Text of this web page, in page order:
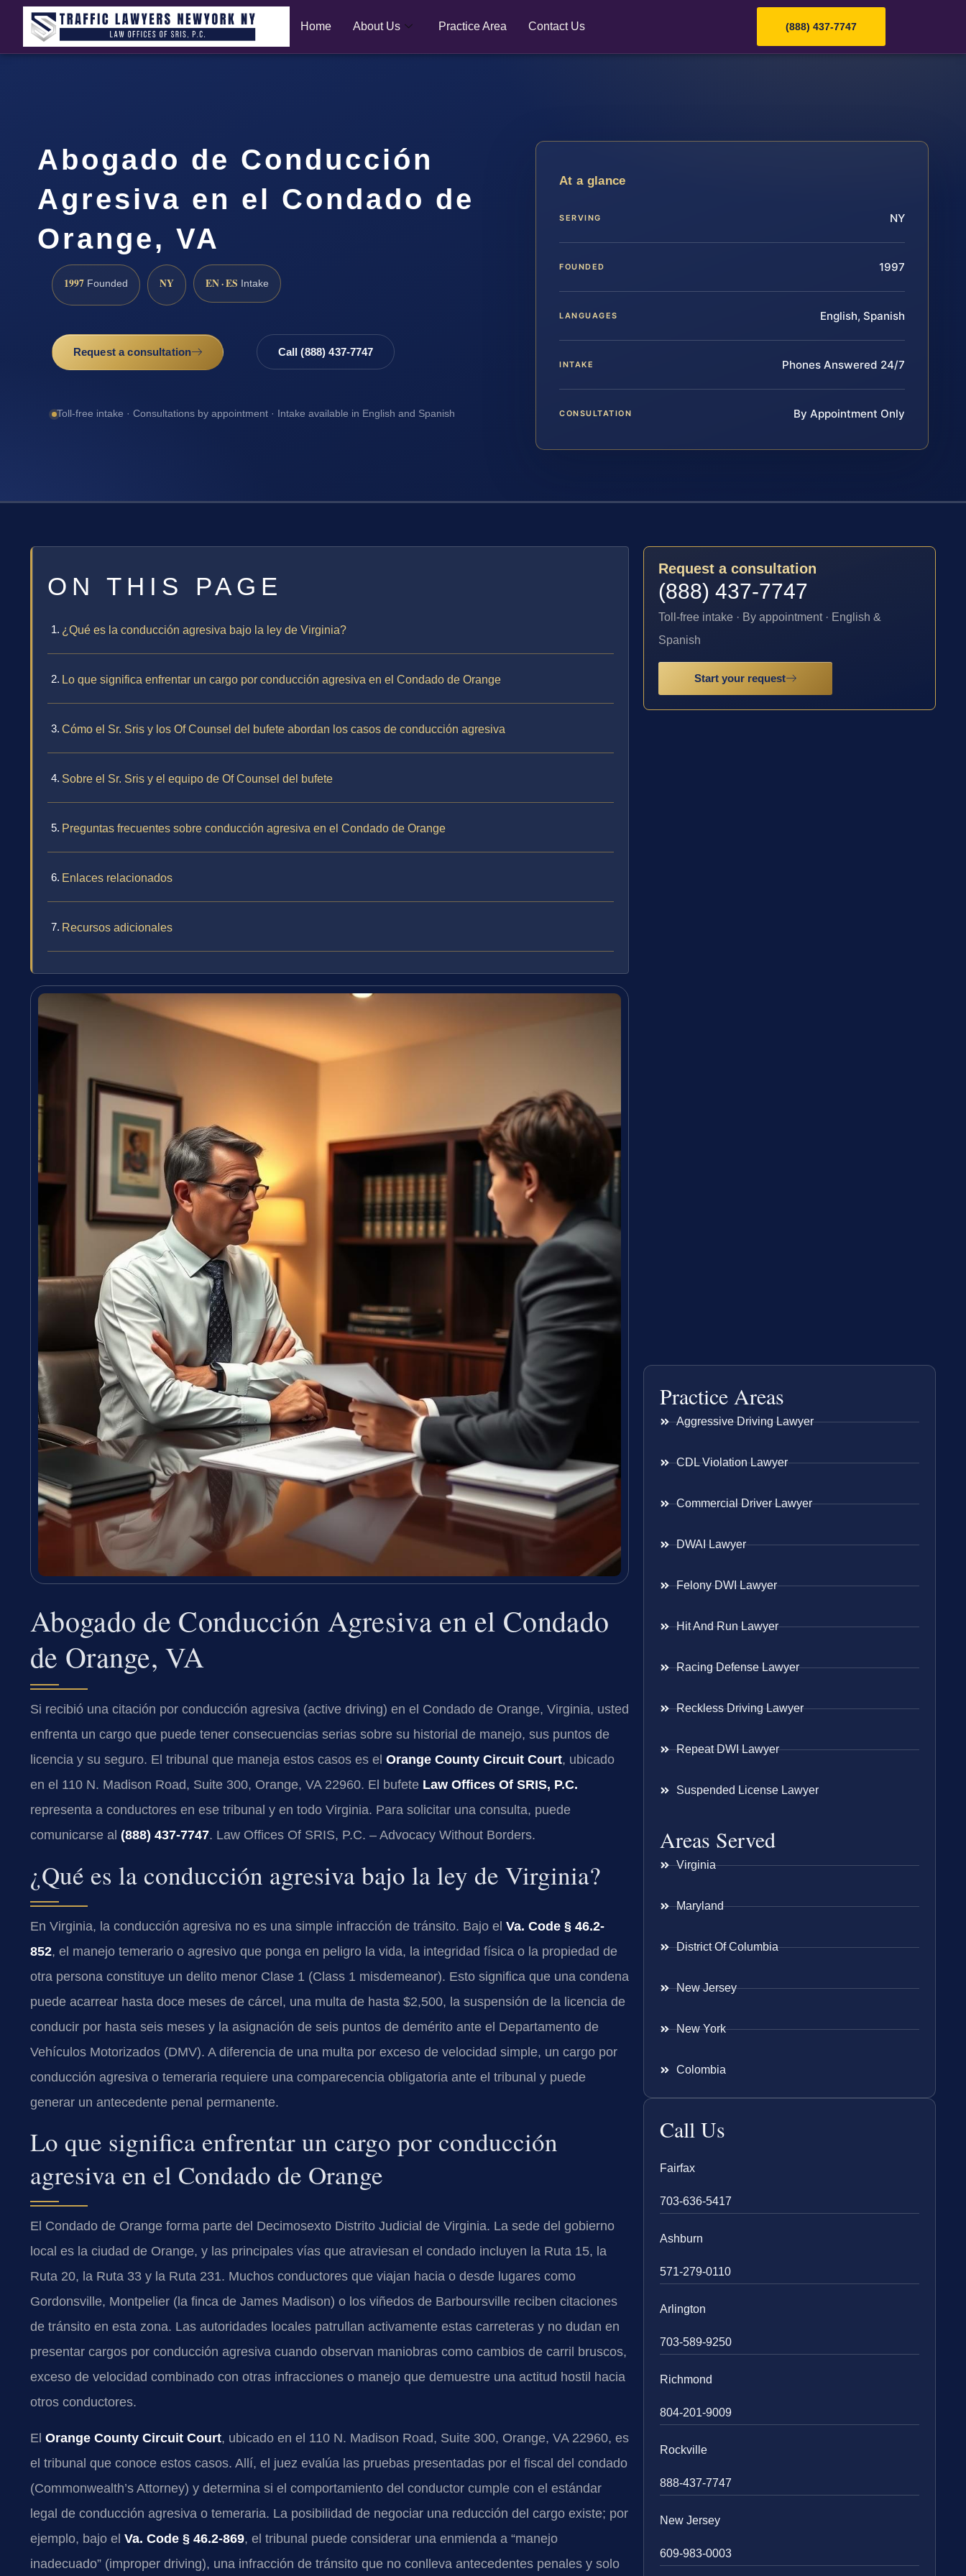
Home About Us Practice Area Contact Us (888) 437-7747
Abogado de Conducción
Agresiva en el Condado de
Orange, VA
1997 Founded NY EN · ES Intake
Request a consultation Call (888) 437-7747
Toll-free intake · Consultations by appointment · Intake available in English and Spanish
At a glance
SERVING NY
FOUNDED 1997
LANGUAGES English, Spanish
INTAKE Phones Answered 24/7
CONSULTATION By Appointment Only
ON THIS PAGE
¿Qué es la conducción agresiva bajo la ley de Virginia?
Lo que significa enfrentar un cargo por conducción agresiva en el Condado de Orange
Cómo el Sr. Sris y los Of Counsel del bufete abordan los casos de conducción agresiva
Sobre el Sr. Sris y el equipo de Of Counsel del bufete
Preguntas frecuentes sobre conducción agresiva en el Condado de Orange
Enlaces relacionados
Recursos adicionales
Abogado de Conducción Agresiva en el Condado
de Orange, VA
Si recibió una citación por conducción agresiva (active driving) en el Condado de Orange, Virginia, usted
enfrenta un cargo que puede tener consecuencias serias sobre su historial de manejo, sus puntos de
licencia y su seguro. El tribunal que maneja estos casos es el Orange County Circuit Court, ubicado
en el 110 N. Madison Road, Suite 300, Orange, VA 22960. El bufete Law Offices Of SRIS, P.C.
representa a conductores en ese tribunal y en todo Virginia. Para solicitar una consulta, puede
comunicarse al (888) 437-7747. Law Offices Of SRIS, P.C. – Advocacy Without Borders.
¿Qué es la conducción agresiva bajo la ley de Virginia?
En Virginia, la conducción agresiva no es una simple infracción de tránsito. Bajo el Va. Code § 46.2-
852, el manejo temerario o agresivo que ponga en peligro la vida, la integridad física o la propiedad de
otra persona constituye un delito menor Clase 1 (Class 1 misdemeanor). Esto significa que una condena
puede acarrear hasta doce meses de cárcel, una multa de hasta $2,500, la suspensión de la licencia de
conducir por hasta seis meses y la asignación de seis puntos de demérito ante el Departamento de
Vehículos Motorizados (DMV). A diferencia de una multa por exceso de velocidad simple, un cargo por
conducción agresiva o temeraria requiere una comparecencia obligatoria ante el tribunal y puede
generar un antecedente penal permanente.
Lo que significa enfrentar un cargo por conducción
agresiva en el Condado de Orange
El Condado de Orange forma parte del Decimosexto Distrito Judicial de Virginia. La sede del gobierno
local es la ciudad de Orange, y las principales vías que atraviesan el condado incluyen la Ruta 15, la
Ruta 20, la Ruta 33 y la Ruta 231. Muchos conductores que viajan hacia o desde lugares como
Gordonsville, Montpelier (la finca de James Madison) o los viñedos de Barboursville reciben citaciones
de tránsito en esta zona. Las autoridades locales patrullan activamente estas carreteras y no dudan en
presentar cargos por conducción agresiva cuando observan maniobras como cambios de carril bruscos,
exceso de velocidad combinado con otras infracciones o manejo que demuestre una actitud hostil hacia
otros conductores.
El Orange County Circuit Court, ubicado en el 110 N. Madison Road, Suite 300, Orange, VA 22960, es
el tribunal que conoce estos casos. Allí, el juez evalúa las pruebas presentadas por el fiscal del condado
(Commonwealth’s Attorney) y determina si el comportamiento del conductor cumple con el estándar
legal de conducción agresiva o temeraria. La posibilidad de negociar una reducción del cargo existe; por
ejemplo, bajo el Va. Code § 46.2-869, el tribunal puede considerar una enmienda a “manejo
inadecuado” (improper driving), una infracción de tránsito que no conlleva antecedentes penales y solo
Request a consultation
(888) 437-7747
Toll-free intake · By appointment · English &
Spanish
Start your request
Practice Areas
Aggressive Driving Lawyer
CDL Violation Lawyer
Commercial Driver Lawyer
DWAI Lawyer
Felony DWI Lawyer
Hit And Run Lawyer
Racing Defense Lawyer
Reckless Driving Lawyer
Repeat DWI Lawyer
Suspended License Lawyer
Areas Served
Virginia
Maryland
District Of Columbia
New Jersey
New York
Colombia
Call Us
Fairfax
703-636-5417
Ashburn
571-279-0110
Arlington
703-589-9250
Richmond
804-201-9009
Rockville
888-437-7747
New Jersey
609-983-0003